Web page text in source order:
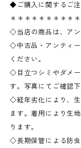
◆ご購入に関するご
＊＊＊＊＊＊＊＊＊
◇当店の商品は、アン
◇中古品・アンティ
ください。
◇目立つシミやダメ
す。写真にてご確認下
◇経年劣化により、
ます。着用により生
ります。
◇長期保管による防